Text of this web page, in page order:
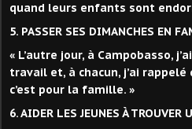
quand leurs enfants sont
5. PASSER SES DIMANCHES EN
« L’autre jour, à Campobasso,
travail et, à chacun, j’ai
c’est pour la famille. »
6. AIDER LES JEUNES À TROUVER